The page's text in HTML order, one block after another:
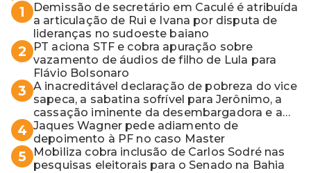
1
Demissão de secretário em Caculé é atribuída
a articulação de Rui e Ivana por disputa de
lideranças no sudoeste baiano
2
PT aciona STF e cobra apuração sobre
vazamento de áudios de filho de Lula para
Flávio Bolsonaro
3 A inacreditável declaração de pobreza do vice
sapeca, a sabatina sofrível para Jerônimo, a
cassação iminente da desembargadora e a
vaga do Quinto para o MP baiano
4 Jaques Wagner pede adiamento de
depoimento à PF no caso Master
5
Mobiliza cobra inclusão de Carlos Sodré nas
pesquisas eleitorais para o Senado na Bahia